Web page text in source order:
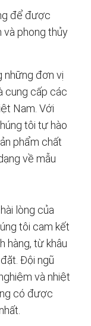
để được
và phong thủy
những đơn vị
cung cấp các
Nam. Với
tôi tự hào
phẩm chất
về mẫu
lòng của
tôi cam kết
hàng, từ khâu
Đội ngũ
và nhiệt
có được